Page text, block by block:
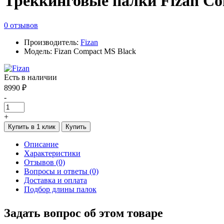
0 отзывов
Производитель: Fizan
Модель: Fizan Compact MS Black
Есть в наличии
8990 ₽
-
+
Купить в 1 клик Купить
Описание
Характеристики
Отзывов (0)
Вопросы и ответы (0)
Доставка и оплата
Подбор длины палок
Задать вопрос об этом товаре